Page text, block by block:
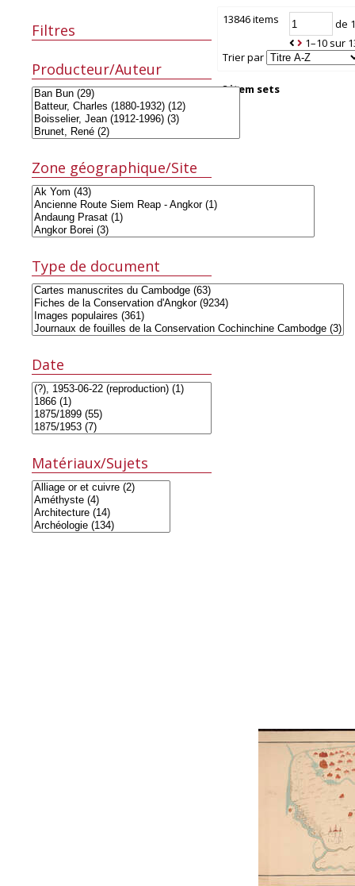
13846 items
de
1–10 sur
Trier par
8 item sets
Filtres
Producteur/Auteur
Zone géographique/Site
Type de document
Date
Matériaux/Sujets